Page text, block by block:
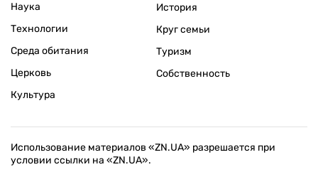
Наука
Технологии
Среда обитания
Церковь
Культура
История
Круг семьи
Туризм
Собственность
Использование материалов «ZN.UA» разрешается при
условии ссылки на «ZN.UA».